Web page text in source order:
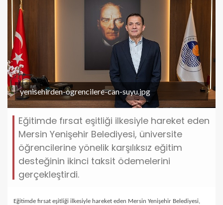
yenisehirden-ogrencilere-can-suyu.jpg
Eğitimde fırsat eşitliği ilkesiyle hareket eden
Mersin Yenişehir Belediyesi, üniversite
öğrencilerine yönelik karşılıksız eğitim
desteğinin ikinci taksit ödemelerini
gerçekleştirdi.
Eğitimde fırsat eşitliği ilkesiyle hareket eden Mersin Yenişehir Belediyesi,